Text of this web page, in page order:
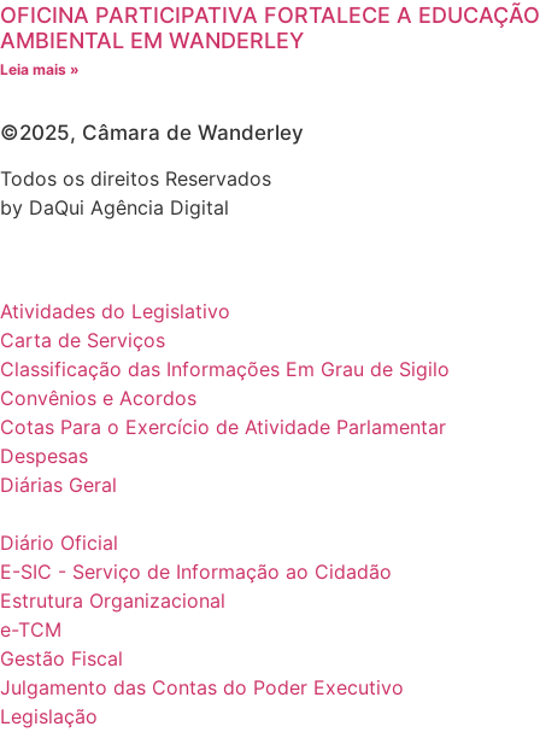
OFICINA PARTICIPATIVA FORTALECE A EDUCAÇÃO
AMBIENTAL EM WANDERLEY
Leia mais »
©2025, Câmara de Wanderley
Todos os direitos Reservados
by DaQui Agência Digital
Atividades do Legislativo
Carta de Serviços
Classificação das Informações Em Grau de Sigilo
Convênios e Acordos
Cotas Para o Exercício de Atividade Parlamentar
Despesas
Diárias Geral
Diário Oficial
E-SIC - Serviço de Informação ao Cidadão
Estrutura Organizacional
e-TCM
Gestão Fiscal
Julgamento das Contas do Poder Executivo
Legislação